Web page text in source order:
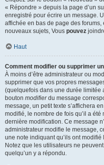
« Répondre » depuis la page d’un
enregistré pour écrire un message.
affichée en bas de page des forums,
nouveaux sujets, Vous pouvez
Haut
Comment modifier ou supprimer
À moins d’être administrateur ou
supprimer que vos propres
(quelquefois dans une durée limitée
bouton modifierdu message
message, un petit texte s’affichera
modifié, le nombre de fois qu’il a
dernière modification. Ce message
administrateur modifie le message,
une note indiquant qu’ils ont
Notez que les utilisateurs ne
quelqu’un y a répondu.